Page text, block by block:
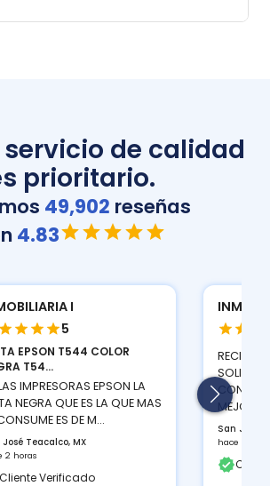
de calidad
prioritario.
49,902 reseñas
4.83
I
5
EPSON T544 COLOR
T54...
IMPRESORAS EPSON LA
NEGRA QUE ES LA QUE MAS
ES DE M...
José Teacalco, MX
2 horas
Cliente Verificado
RECIBI
San José
hace 2